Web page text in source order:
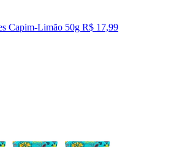
Capim-Limão 50g R$ 17,99